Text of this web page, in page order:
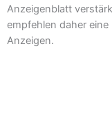
Anzeigenblatt
empfehlen daher
Anzeigen.